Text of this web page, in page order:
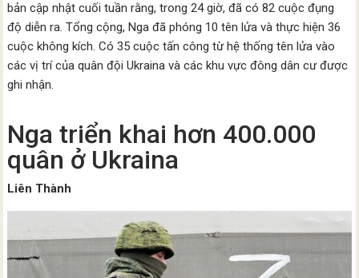
bản cập nhật cuối tuần rằng, trong 24 giờ, đã có 82 cuộc đụng
độ diễn ra. Tổng cộng, Nga đã phóng 10 tên lửa và thực hiện 36
cuộc không kích. Có 35 cuộc tấn công từ hệ thống tên lửa vào
các vị trí của quân đội Ukraina và các khu vực đông dân cư được
ghi nhận.
Nga triển khai hơn 400.000
quân ở Ukraina
Liên Thành